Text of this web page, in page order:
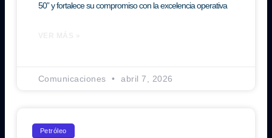
50” y fortalece su compromiso con la excelencia operativa
Comunicaciones abril 7, 2026
Petróleo